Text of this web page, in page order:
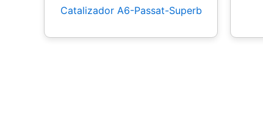
Catalizador A6-Passat-Superb